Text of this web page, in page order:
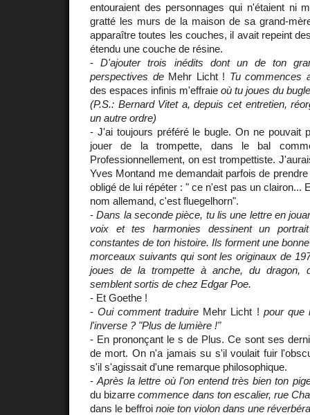
entouraient des personnages qui n'étaient ni
gratté les murs de la maison de sa grand-
apparaître toutes les couches, il avait repeint
étendu une couche de résine.
-D'ajouter trois inédits dont un de ton
perspectives de Mehr Licht ! Tu commences
des espaces infinis m'effraie où tu joues du
(P.S.: Bernard Vitet a, depuis cet entretien,
un autre ordre)
- J'ai toujours préféré le bugle. On ne pouvait
jouer de la trompette, dans le bal
Professionnellement, on est trompettiste.
Yves Montand me demandait parfois de
obligé de lui répéter : " ce n'est pas un clairon...
nom allemand, c'est fluegelhorn".
-Dans la seconde pièce, tu lis une lettre en
voix et tes harmonies dessinent un
constantes de ton histoire. Ils forment une
morceaux suivants qui sont les originaux de
joues de la trompette à anche, du dragon,
semblent sortis de chez Edgar Poe.
- Et Goethe !
-Oui comment traduire Mehr Licht ! pour que
l'inverse ? "Plus de lumière !"
- En prononçant le s de Plus. Ce sont ses
de mort. On n'a jamais su s'il voulait fuir
s'il s'agissait d'une remarque philosophique.
-Après la lettre où l'on entend très bien ton
du bizarre commence dans ton escalier, rue
dans le beffroi noie ton violon dans une